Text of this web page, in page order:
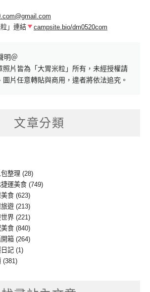
」連結
campsite.bio/dm0520com
明＠
照片皆為「大胃米粒」所有，未經授權請
片任意轉貼與商用，違者將依法追究。
文章分類
整理 (28)
運美食 (749)
食 (623)
遊 (213)
界 (221)
食 (840)
箱 (264)
記 (1)
(381)